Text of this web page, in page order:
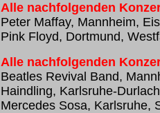
Alle nachfolgenden
Peter Maffay, Mannheim,
Pink Floyd, Dortmund,
Alle nachfolgenden
Beatles Revival Band,
Haindling, Karlsruhe-
Mercedes Sosa, Karlsruhe,